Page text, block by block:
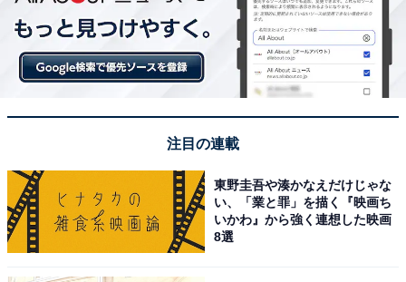
注目の連載
東野圭吾や湊かなえだけじゃな
い、「業と罪」を描く『映画ち
いかわ』から強く連想した映画
8選